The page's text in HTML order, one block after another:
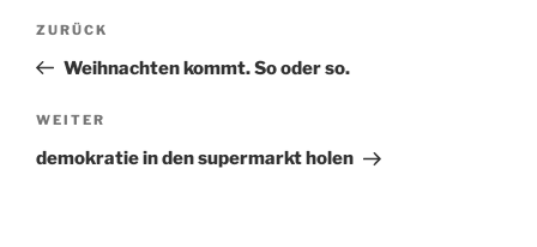
Beitragsnavigation
Vorheriger
Beitrag
ZURÜCK
Weihnachten kommt. So oder so.
Nächster
Beitrag
WEITER
demokratie in den supermarkt holen